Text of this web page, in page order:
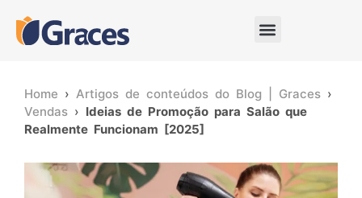
Home › Artigos de conteúdos do Blog | Graces ›
Vendas › Ideias de Promoção para Salão que
Realmente Funcionam [2025]